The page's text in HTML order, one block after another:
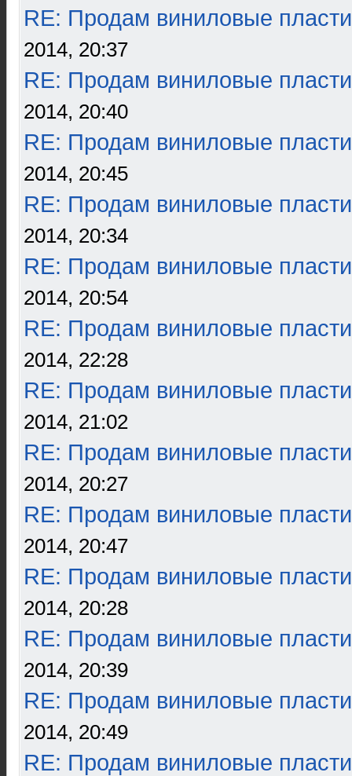
RE: Продам виниловые
2014, 20:37
RE: Продам виниловые
2014, 20:40
RE: Продам виниловые
2014, 20:45
RE: Продам виниловые
2014, 20:34
RE: Продам виниловые
2014, 20:54
RE: Продам виниловые
2014, 22:28
RE: Продам виниловые
2014, 21:02
RE: Продам виниловые
2014, 20:27
RE: Продам виниловые
2014, 20:47
RE: Продам виниловые
2014, 20:28
RE: Продам виниловые
2014, 20:39
RE: Продам виниловые
2014, 20:49
RE: Продам виниловые